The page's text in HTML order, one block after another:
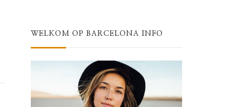
WELKOM OP BARCELONA INFO